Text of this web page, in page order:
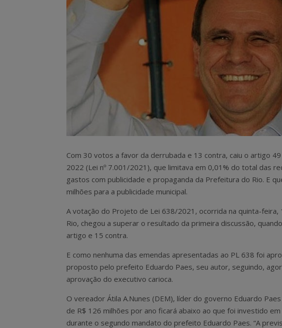
Com 30 votos a favor da derrubada e 13 contra, caiu o artigo
2022 (Lei nº 7.001/2021), que limitava em 0,01% do total das
gastos com publicidade e propaganda da Prefeitura do Rio. E
milhões para a publicidade municipal.
A votação do Projeto de Lei 638/2021, ocorrida na quinta-feira,
Rio, chegou a superar o resultado da primeira discussão,
artigo e 15 contra.
E como nenhuma das emendas apresentadas ao PL 638 foi
proposto pelo prefeito Eduardo Paes, seu autor, seguindo,
aprovação do executivo carioca.
O vereador Átila A.Nunes (DEM), líder do governo Eduardo
de R$ 126 milhões por ano ficará abaixo ao que foi investido
durante o segundo mandato do prefeito Eduardo Paes. “A